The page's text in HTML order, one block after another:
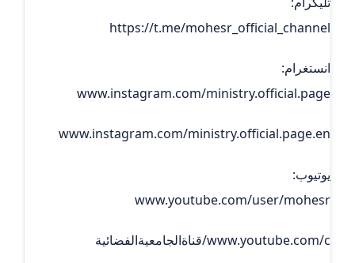
https://t.me/mohesr_official_channel
انستغرام:
www.instagram.com/ministry.official.page
www.instagram.com/ministry.official.page.en
يوتيوب:
www.youtube.com/user/mohesr
www.youtube.com/c/قناةالجامعيةالفضائية